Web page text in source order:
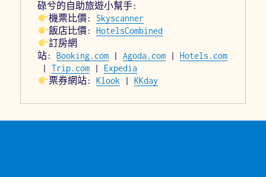
碌兮的自助旅遊小幫手:
機票比價: Skyscanner
飯店比價: HotelsCombined
訂房網
站: Booking.com | Agoda.com | Hotels.com
| Trip.com | Expedia
票券網站: Klook | KKday